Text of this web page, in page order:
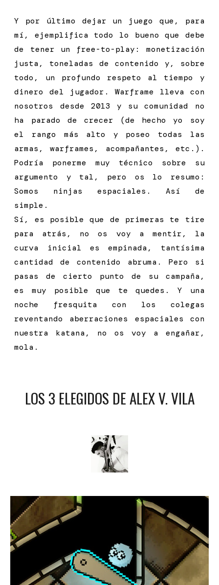
Y por último dejar un juego que, para
mí, ejemplifica todo lo bueno que debe
de tener un free-to-play: monetización
justa, toneladas de contenido y, sobre
todo, un profundo respeto al tiempo y
dinero del jugador. Warframe lleva con
nosotros desde 2013 y su comunidad no
ha parado de crecer (de hecho yo soy
el rango más alto y poseo todas las
armas, warframes, acompañantes, etc.).
Podría ponerme muy técnico sobre su
argumento y tal, pero os lo resumo:
Somos ninjas espaciales. Así de
simple.
Sí, es posible que de primeras te tire
para atrás, no os voy a mentir, la
curva inicial es empinada, tantísima
cantidad de contenido abruma. Pero si
pasas de cierto punto de su campaña,
es muy posible que te quedes. Y una
noche fresquita con los colegas
reventando aberraciones espaciales con
nuestra katana, no os voy a engañar,
mola.
LOS 3 ELEGIDOS DEALEX V. VILA